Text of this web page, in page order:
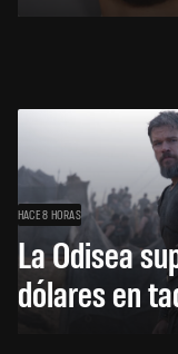
HACE 8 HORAS
La Odisea
dólares en